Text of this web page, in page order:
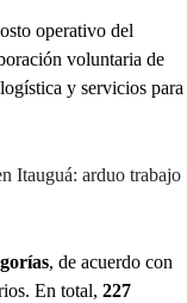
operativo del
voluntaria de
y servicios para
Itauguá: arduo trabajo
, de acuerdo con
En total, 227